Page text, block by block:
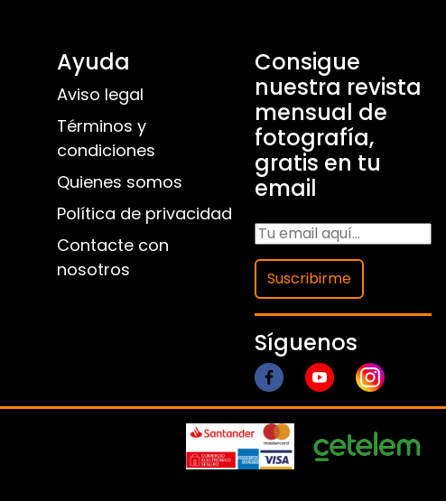
Ayuda
Aviso legal
Términos y
condiciones
Quienes somos
Política de privacidad
Contacte con
nosotros
Consigue
nuestra revista
mensual de
fotografía,
gratis en tu
email
Suscribirme
Síguenos